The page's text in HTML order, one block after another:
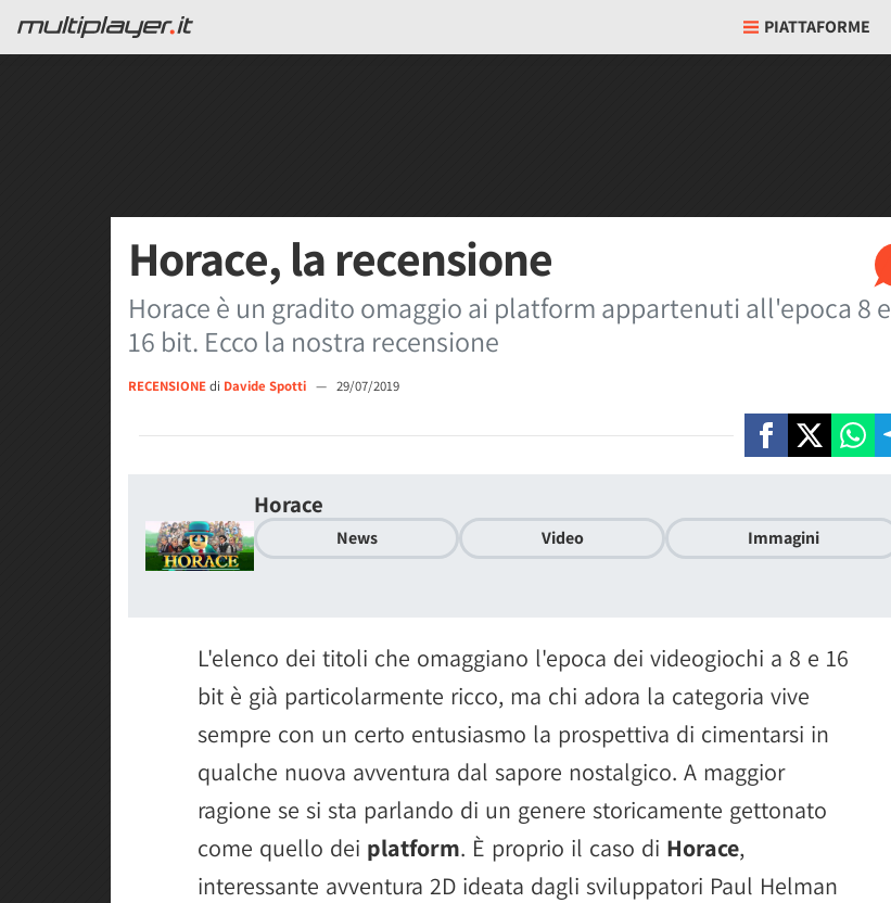
PIATTAFORME
Horace, la recensione
Horace è un gradito omaggio ai platform appartenuti all'epoca 8 e
16 bit. Ecco la nostra recensione
RECENSIONEdi Davide Spotti — 29/07/2019
Horace
News Video Immagini
L'elenco dei titoli che omaggiano l'epoca dei videogiochi a 8 e 16
bit è già particolarmente ricco, ma chi adora la categoria vive
sempre con un certo entusiasmo la prospettiva di cimentarsi in
qualche nuova avventura dal sapore nostalgico. A maggior
ragione se si sta parlando di un genere storicamente gettonato
come quello dei platform. È proprio il caso di Horace,
interessante avventura 2D ideata dagli sviluppatori Paul Helman